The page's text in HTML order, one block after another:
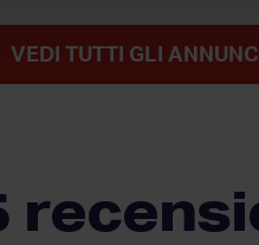
VEDI TUTTI GLI ANNUNCI